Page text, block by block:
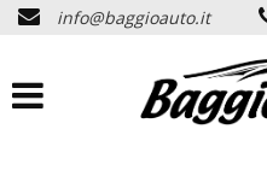
AZIENDA
info@baggioauto.it